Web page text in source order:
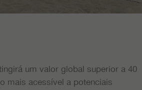
um valor global superior a 40
mais acessível a potenciais